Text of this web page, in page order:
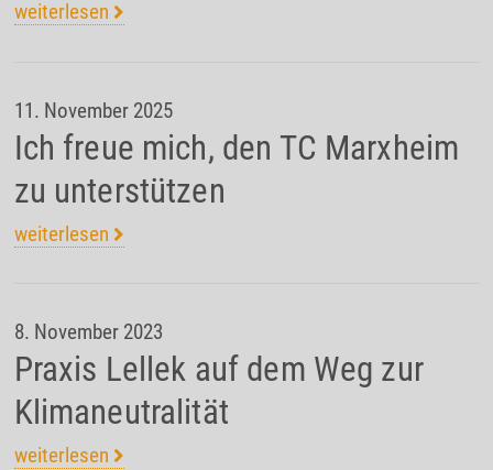
weiterlesen
11. November 2025
Ich freue mich, den TC Marxheim
zu unterstützen
weiterlesen
8. November 2023
Praxis Lellek auf dem Weg zur
Klimaneutralität
weiterlesen